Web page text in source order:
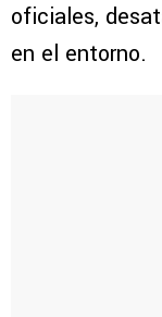
oficiales,
en el entorno.